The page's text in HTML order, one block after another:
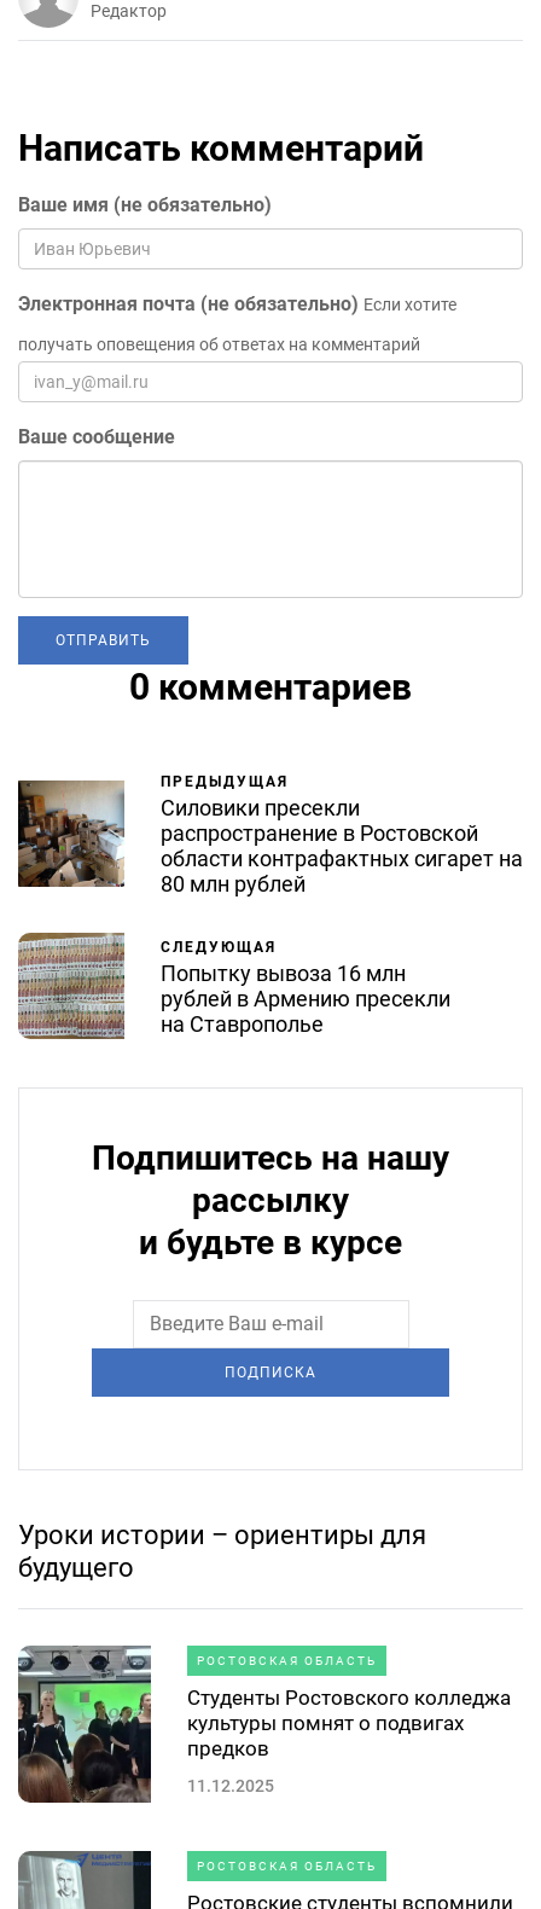
Редактор
Написать комментарий
Ваше имя (не обязательно)
Электронная почта (не обязательно) Если хотите
получать оповещения об ответах на комментарий
Ваше сообщение
0 комментариев
ПРЕДЫДУЩАЯ
Силовики пресекли
распространение в Ростовской
области контрафактных сигарет на
80 млн рублей
СЛЕДУЮЩАЯ
Попытку вывоза 16 млн
рублей в Армению пресекли
на Ставрополье
Подпишитесь на нашу
рассылку
и будьте в курсе
ПОДПИСКА
Уроки истории – ориентиры для
будущего
РОСТОВСКАЯ ОБЛАСТЬ
Студенты Ростовского колледжа
культуры помнят о подвигах
предков
11.12.2025
РОСТОВСКАЯ ОБЛАСТЬ
Ростовские студенты вспомнили